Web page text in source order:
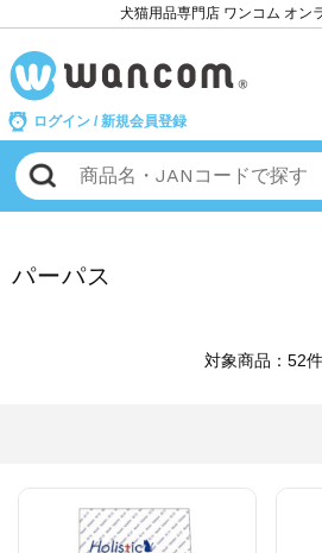
犬猫用品専門店 ワンコム オン
ログイン / 新規会員登録
パーパス
対象商品：52件